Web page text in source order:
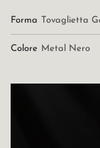
Forma Tovaglietta
Colore Metal Nero